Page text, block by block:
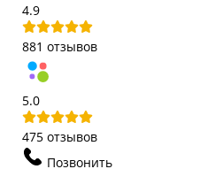
4.9
881 отзывов
5.0
475 отзывов
Позвонить